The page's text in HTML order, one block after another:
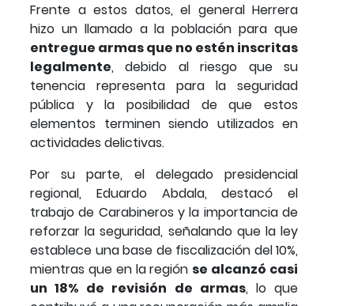
Frente a estos datos, el general Herrera
hizo un llamado a la población para que
entregue armas que no estén inscritas
legalmente, debido al riesgo que su
tenencia representa para la seguridad
pública y la posibilidad de que estos
elementos terminen siendo utilizados en
actividades delictivas.
Por su parte, el delegado presidencial
regional, Eduardo Abdala, destacó el
trabajo de Carabineros y la importancia de
reforzar la seguridad, señalando que la ley
establece una base de fiscalización del 10%,
mientras que en la región se alcanzó casi
un 18% de revisión de armas, lo que